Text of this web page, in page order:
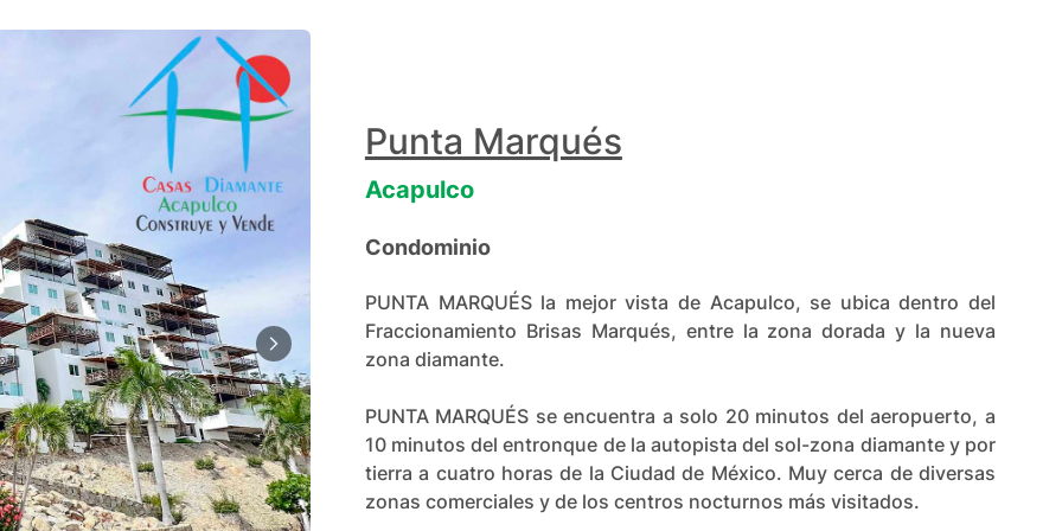
Punta Marqués
Acapulco
Condominio
PUNTA MARQUÉS la mejor vista de Acapulco, se ubica dentro del
Fraccionamiento Brisas Marqués, entre la zona dorada y la nueva
zona diamante.
PUNTA MARQUÉS se encuentra a solo 20 minutos del aeropuerto, a
10 minutos del entronque de la autopista del sol-zona diamante y por
tierra a cuatro horas de la Ciudad de México. Muy cerca de diversas
zonas comerciales y de los centros nocturnos más visitados.